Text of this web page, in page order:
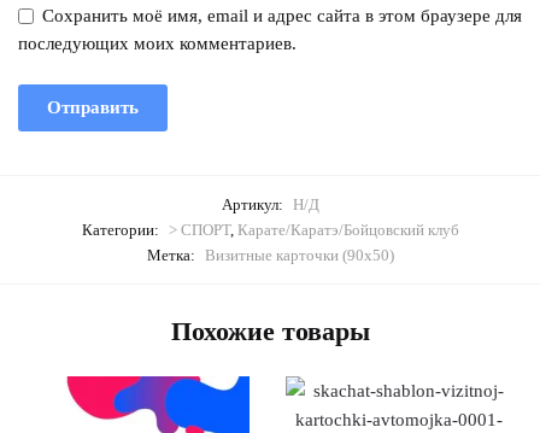
Сохранить моё имя, email и адрес сайта в этом браузере для
последующих моих комментариев.
Артикул: Н/Д
Категории: > СПОРТ, Карате/Каратэ/Бойцовский клуб
Метка: Визитные карточки (90х50)
Похожие товары